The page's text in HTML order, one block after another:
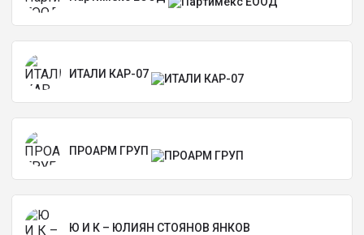
ИТАЛИ КАР-07
ПРОАРМ ГРУП
Ю И К – ЮЛИЯН СТОЯНОВ ЯНКОВ